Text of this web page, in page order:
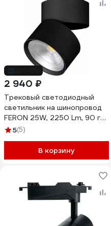
2 940 ₽
Трековый светодиодный
светильник на шинопровод
FERON 25W, 2250 Lm, 90 гр,
черный, 4000К, AL107 32478
5(5)
В корзину